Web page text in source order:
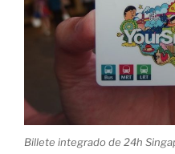
Billete integrado de 24h